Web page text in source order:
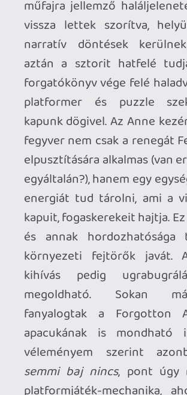
Mitől lesz jó, sőt, kiemelkedően remek
egy hasonszőrű platformer? Mondjuk
attól, hogy a fejlesztők pontosan és
precízen ügyelnek a forgatókönyv és a
játékmenet organikus összefonódására,
valamint óramű-szerűen adagolják az
újabb játékelemeket. Ilyen tekintetben a
Forgotton Anne a legnagyobbaktól
tanulva mondja fel a leckét. De
megkockáztatom az egyes szakaszok
porciózása, a hullámvasút szerű fokozás-
relaxálás hurkok is kitűnően működnek a
játékban. Mikor a játék elején azt
hinnénk, hogy itt órákra indusztriális
labirintusba szorultunk a hősünkkel,
máris jön egy akciódús vonatos üldözés,
aztán egy nyomozgatós fejezet. Jön a
városi felderítés, urbánus épületekben
való kutakodás, narratív nagyjelenetek
társaságában. Sőt, még egy feszengős,
minimálisan horrorisztikus
tapogatózásra is sor kerül a sötétben. A
készítők remek érzékkel váltogatják a
pillanatnyi eseményeket, a Forgotton
Anne pedig 7-8 órára garantáltan
lebilincseli az interaktív mesébe
keveredett játékost.